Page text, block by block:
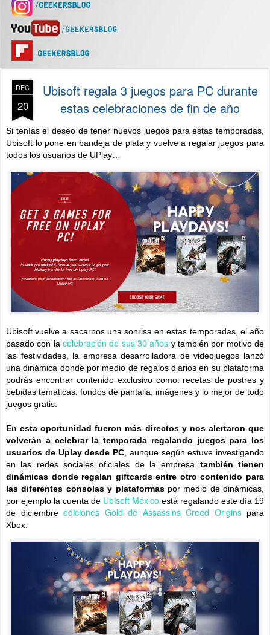
DEC
20
Ubisoft regala 3 juegos para PC durante
estas celebraciones de fin de año
Si tenías el deseo de tener nuevos juegos para estas temporadas,
Ubisoft lo pone en bandeja de plata y vuelve a regalar juegos para
todos los usuarios de UPlay…
Ubisoft vuelve a sacarnos una sonrisa en estas temporadas, el año
pasado con la celebración de sus 30 años y también por motivo de
las festividades, la empresa desarrolladora de videojuegos lanzó
una dinámica donde por medio de regalos diarios en su plataforma
podrás encontrar contenido exclusivo como: recetas de postres y
bebidas temáticas, fondos de pantalla, imágenes y lo mejor de todo
juegos gratis.
En esta oportunidad fueron más directos y nos alertaron que
volverán a celebrar la temporada regalando juegos para los
usuarios de Uplay desde PC , aunque según estuve investigando
en las redes sociales oficiales de la empresa también tienen
dinámicas donde regalan giftcards entre otro contenido para
las diferentes consolas y plataformaspor medio de dinámicas,
por ejemplo la cuenta de Ubisoft México está regalando este día 19
de diciembre ediciones Gold de Assassins Creed Originspara
Xbox.